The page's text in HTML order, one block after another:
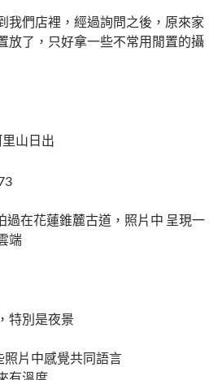
我們店裡，經過詢問之後，原來家
放了，只好拿一些不常用閒置的攝
山日出
過在花蓮錐麓古道，照片中 呈現一
端
特別是夜景
片中感覺共同語言
有溫度